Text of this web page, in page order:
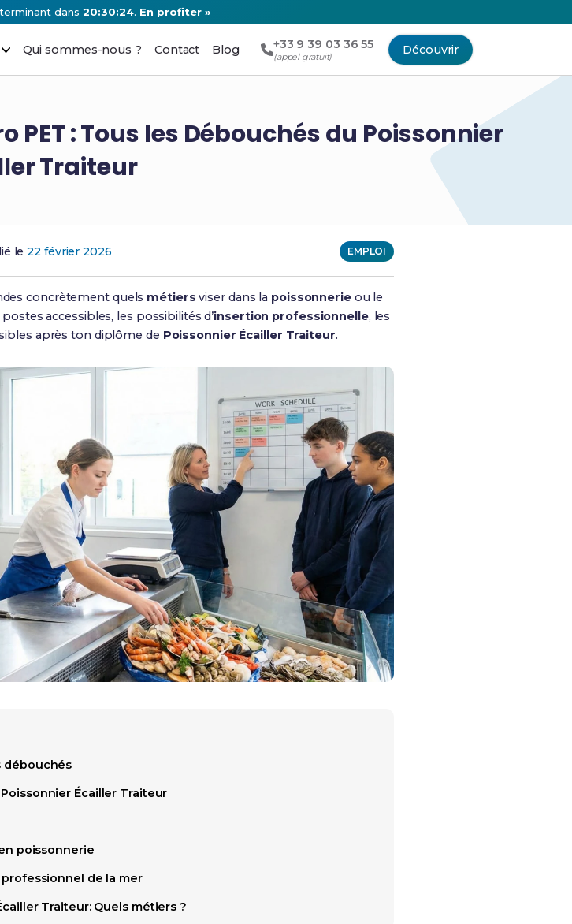
dans20:30:23. En profiter »
Qui sommes-nous ? Contact Blog +33 9 39 03 36 55
(appel gratuit)
Découvrir
PET : Tous les Débouchés du Poissonnier
Traiteur
le 22 février 2026 EMPLOI
concrètement quels métiers viser dans la poissonnerieou le
accessibles, les possibilités d’insertion professionnelle, les
après ton diplôme de Poissonnier Écailler Traiteur.
débouchés
Écailler Traiteur
poissonnerie
de la mer
Traiteur: Quels métiers ?